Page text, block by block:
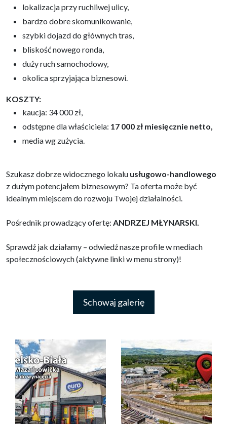
lokalizacja przy ruchliwej ulicy,
bardzo dobre skomunikowanie,
szybki dojazd do głównych tras,
bliskość nowego ronda,
duży ruch samochodowy,
okolica sprzyjająca biznesowi.
KOSZTY:
kaucja: 34 000 zł,
odstępne dla właściciela: 17 000 zł miesięcznie netto,
media wg zużycia.
Szukasz dobrze widocznego lokalu usługowo-handlowego
z dużym potencjałem biznesowym? Ta oferta może być
idealnym miejscem do rozwoju Twojej działalności.
Pośrednik prowadzący ofertę: ANDRZEJ MŁYNARSKI.
Sprawdź jak działamy – odwiedź nasze profile w mediach
społecznościowych (aktywne linki w menu strony)!
Schowaj galerię